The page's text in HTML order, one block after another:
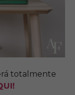
totalmente